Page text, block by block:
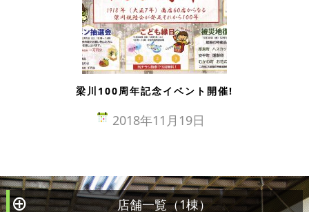
梁川100周年記念イベント開催!
2018年11月19日
À 店舗一覧（1棟）